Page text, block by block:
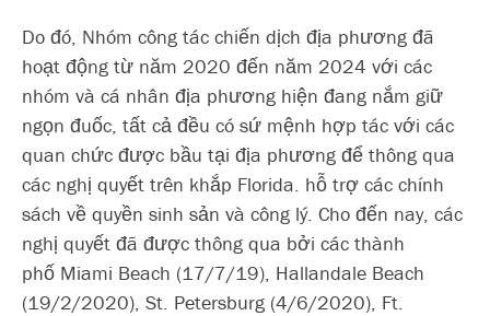
Do đó, Nhóm công tác chiến dịch địa phương đã
hoạt động từ năm 2020 đến năm 2024 với các
nhóm và cá nhân địa phương hiện đang nắm giữ
ngọn đuốc, tất cả đều có sứ mệnh hợp tác với các
quan chức được bầu tại địa phương để thông qua
các nghị quyết trên khắp Florida. hỗ trợ các chính
sách về quyền sinh sản và công lý. Cho đến nay, các
nghị quyết đã được thông qua bởi các thành
phố Miami Beach (17/7/19), Hallandale Beach
(19/2/2020), St. Petersburg (4/6/2020), Ft.